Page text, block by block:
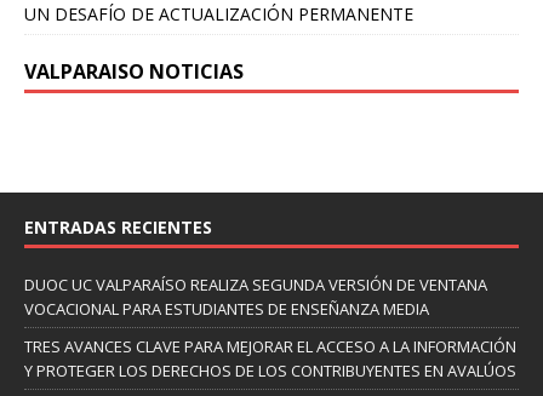
UN DESAFÍO DE ACTUALIZACIÓN PERMANENTE
VALPARAISO NOTICIAS
ENTRADAS RECIENTES
DUOC UC VALPARAÍSO REALIZA SEGUNDA VERSIÓN DE VENTANA
VOCACIONAL PARA ESTUDIANTES DE ENSEÑANZA MEDIA
TRES AVANCES CLAVE PARA MEJORAR EL ACCESO A LA INFORMACIÓN
Y PROTEGER LOS DERECHOS DE LOS CONTRIBUYENTES EN AVALÚOS